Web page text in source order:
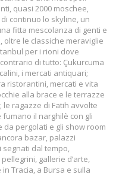
quasi 2000 moschee,
continuo lo skyline, un
fitta mescolanza di genti e
oltre le classiche meraviglie
per i rioni dove
di tutto: Çukurcuma
i mercati antiquari;
ristorantini, mercati e vita
alla brace e le terrazze
ragazze di Fatih avvolte
il narghilè con gli
da pergolati e gli show room
bazar, palazzi
segnati dal tempo,
gallerie d’arte,
Tracia, a Bursa e sulla